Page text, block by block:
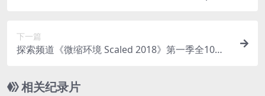
下一篇
探索频道《微缩环境 Scaled 2018》第一季全10集
行动物微缩环境
相关纪录片